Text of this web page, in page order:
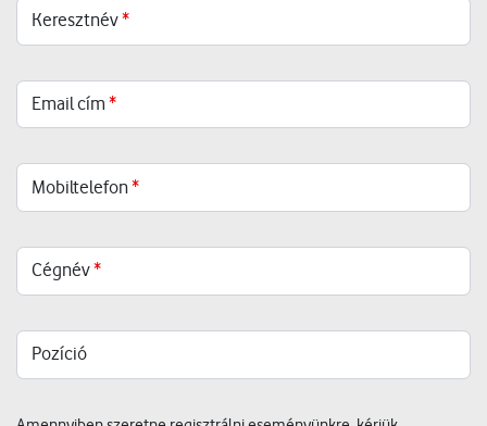
Keresztnév*
Email cím *
Mobiltelefon*
Cégnév*
Pozíció